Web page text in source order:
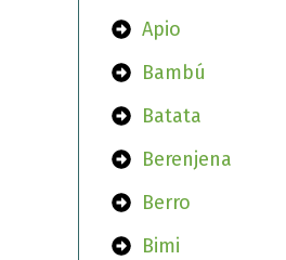
Apio
Bambú
Batata
Berenjena
Berro
Bimi